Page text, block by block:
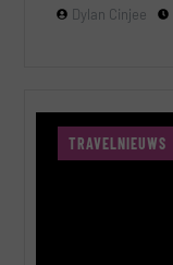
Dylan Cinjee
TRAVELNIEUWS